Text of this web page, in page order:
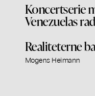
Koncertserie
Venezuelas
Realiteterne
Mogens Heimann